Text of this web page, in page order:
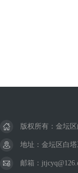
版权所有：金坛
地址：金坛区白
邮箱：